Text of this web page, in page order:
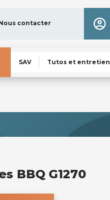
contacter
SAV Tutos et entretien
BBQ G1270